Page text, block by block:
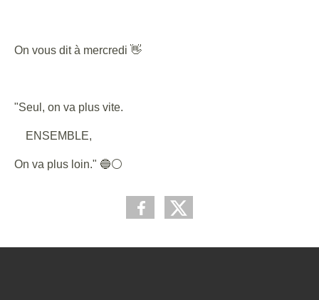
On vous dit à mercredi 👋
"Seul, on va plus vite.
ENSEMBLE,
On va plus loin." 🔵⚪